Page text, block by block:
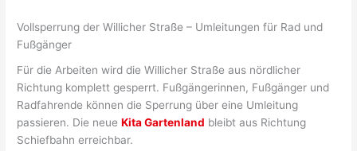
Vollsperrung der Willicher Straße – Umleitungen für Rad und
Fußgänger
Für die Arbeiten wird die Willicher Straße aus nördlicher
Richtung komplett gesperrt. Fußgängerinnen, Fußgänger und
Radfahrende können die Sperrung über eine Umleitung
passieren. Die neueKita Gartenland bleibt aus Richtung
Schiefbahn erreichbar.